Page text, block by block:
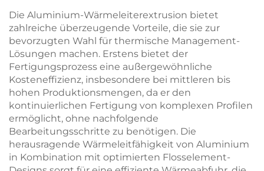
Die Aluminium-Wärmeleiterextrusion bietet
zahlreiche überzeugende Vorteile, die sie zur
bevorzugten Wahl für thermische Management-
Lösungen machen. Erstens bietet der
Fertigungsprozess eine außergewöhnliche
Kosteneffizienz, insbesondere bei mittleren bis
hohen Produktionsmengen, da er den
kontinuierlichen Fertigung von komplexen Profilen
ermöglicht, ohne nachfolgende
Bearbeitungsschritte zu benötigen. Die
herausragende Wärmeleitfähigkeit von Aluminium
in Kombination mit optimierten Flosselement-